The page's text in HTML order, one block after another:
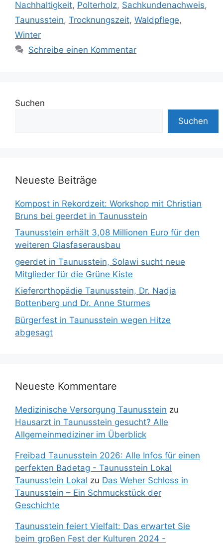
Nachhaltigkeit, Polterholz, Sachkundenachweis,
Taunusstein, Trocknungszeit, Waldpflege,
Winter
Schreibe einen Kommentar
Suchen
Suchen
Neueste Beiträge
Kompost in Rekordzeit: Workshop mit Christian
Bruns bei geerdet in Taunusstein
Taunusstein erhält 3,08 Millionen Euro für den
weiteren Glasfaserausbau
geerdet in Taunusstein, Solawi sucht neue
Mitglieder für die Grüne Kiste
Kieferorthopädie Taunusstein, Dr. Nadja
Bottenberg und Dr. Anne Sturmes
Bürgerfest in Taunusstein wegen Hitze
abgesagt
Neueste Kommentare
Medizinische Versorgung Taunusstein zu
Hausarzt in Taunusstein gesucht? Alle
Allgemeinmediziner im Überblick
Freibad Taunusstein 2026: Alle Infos für einen
perfekten Badetag - Taunusstein Lokal
Taunusstein Lokal zu Das Weher Schloss in
Taunusstein – Ein Schmuckstück der
Geschichte
Taunusstein feiert Vielfalt: Das erwartet Sie
beim großen Fest der Kulturen 2024 -